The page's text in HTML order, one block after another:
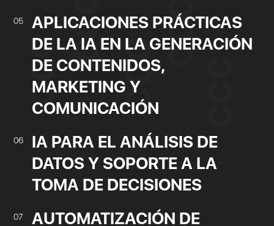
05
APLICACIONES PRÁCTICAS
DE LA IA EN LA GENERACIÓN
DE CONTENIDOS,
MARKETING Y
COMUNICACIÓN
06
IA PARA EL ANÁLISIS DE
DATOS Y SOPORTE A LA
TOMA DE DECISIONES
07
AUTOMATIZACIÓN DE